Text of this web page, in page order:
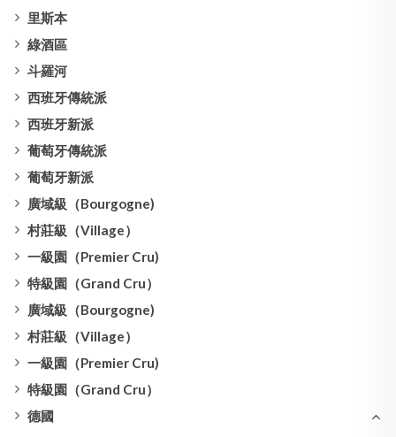
里斯本
綠酒區
斗羅河
西班牙傳統派
西班牙新派
葡萄牙傳統派
葡萄牙新派
廣域級（Bourgogne)
村莊級（Village）
一級園（Premier Cru)
特級園（Grand Cru）
廣域級（Bourgogne)
村莊級（Village）
一級園（Premier Cru)
特級園（Grand Cru）
德國